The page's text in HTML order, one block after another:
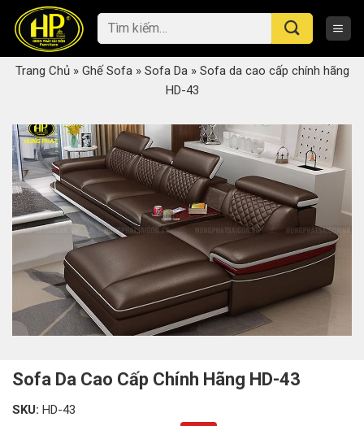
content
Tìm
kiếm:
Trang Chủ» Ghế Sofa» Sofa Da» Sofa da cao cấp chính hãng
HD-43
Sofa Da Cao Cấp Chính Hãng HD-43
SKU: HD-43